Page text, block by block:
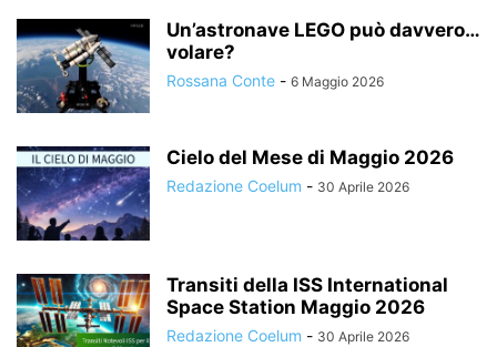
Un’astronave LEGO può davvero…
volare?
Rossana Conte - 6 Maggio 2026
Cielo del Mese di Maggio 2026
Redazione Coelum - 30 Aprile 2026
Transiti della ISS International
Space Station Maggio 2026
Redazione Coelum - 30 Aprile 2026